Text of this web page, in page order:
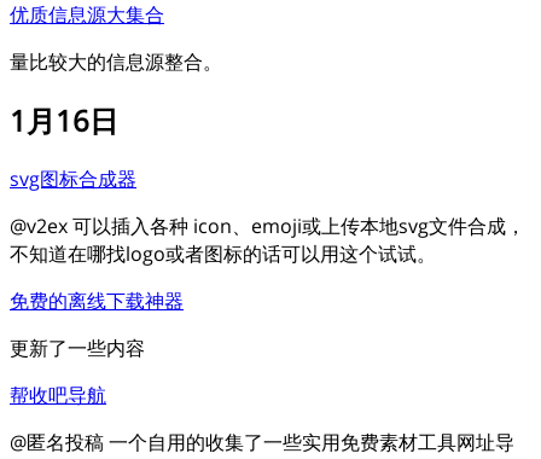
优质信息源大集合
量比较大的信息源整合。
1月16日
svg图标合成器
@v2ex 可以插入各种 icon、emoji或上传本地svg文件合成，
不知道在哪找logo或者图标的话可以用这个试试。
免费的离线下载神器
更新了一些内容
帮收吧导航
@匿名投稿 一个自用的收集了一些实用免费素材工具网址导